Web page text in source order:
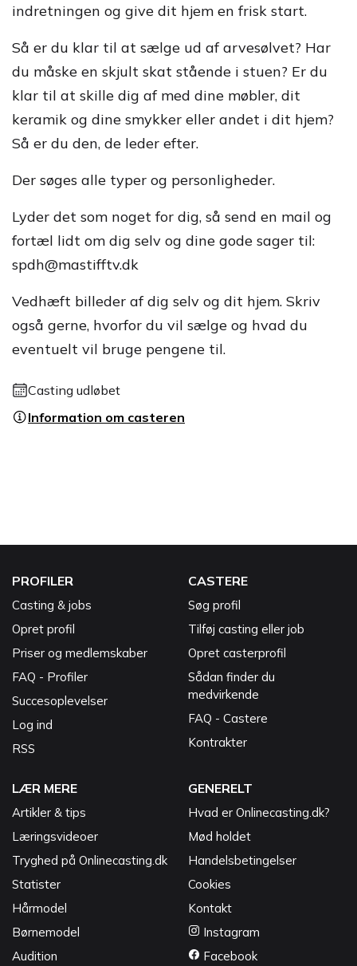
indretningen og give dit hjem en frisk start.
Så er du klar til at sælge ud af arvesølvet? Har
du måske en skjult skat stående i stuen? Er du
klar til at skille dig af med dine møbler, dit
keramik og dine smykker eller andet i dit hjem?
Så er du den, de leder efter.
Der søges alle typer og personligheder.
Lyder det som noget for dig, så send en mail og
fortæl lidt om dig selv og dine gode sager til:
spdh@mastifftv.dk
Vedhæft billeder af dig selv og dit hjem. Skriv
også gerne, hvorfor du vil sælge og hvad du
eventuelt vil bruge pengene til.
Casting udløbet
Information om casteren
PROFILER
Casting & jobs
Opret profil
Priser og medlemskaber
FAQ - Profiler
Succesoplevelser
Log ind
RSS
CASTERE
Søg profil
Tilføj casting eller job
Opret casterprofil
Sådan finder du
medvirkende
FAQ - Castere
Kontrakter
LÆR MERE
Artikler & tips
Læringsvideoer
Tryghed på Onlinecasting.dk
Statister
Hårmodel
Børnemodel
Audition
GENERELT
Hvad er Onlinecasting.dk?
Mød holdet
Handelsbetingelser
Cookies
Kontakt
Instagram
Facebook